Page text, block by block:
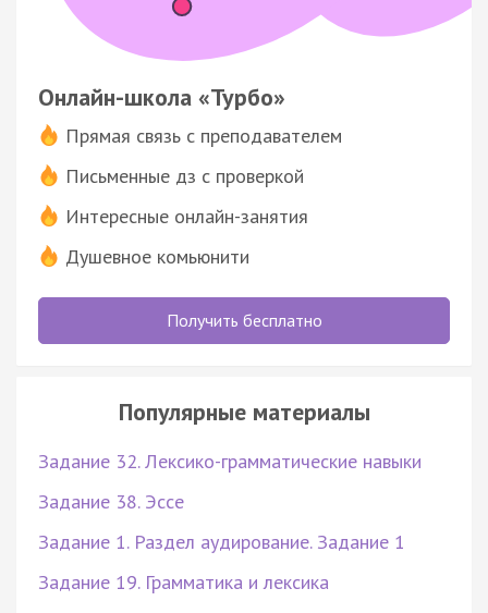
Онлайн-школа «Турбо»
Прямая связь с преподавателем
Письменные дз с проверкой
Интересные онлайн-занятия
Душевное комьюнити
Получить бесплатно
Популярные материалы
Задание 32. Лексико-грамматические навыки
Задание 38. Эссе
Задание 1. Раздел аудирование. Задание 1
Задание 19. Грамматика и лексика